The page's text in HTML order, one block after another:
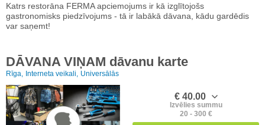
Katrs restorāna FERMA apciemojums ir kā izglītojošs
gastronomisks piedzīvojums - tā ir labākā dāvana, kādu gardēdis
var saņemt!
DĀVANA VIŅAM dāvanu karte
Rīga, Interneta veikali, Universālās
€ 40.00
Izvēlies summu
20 - 300 €